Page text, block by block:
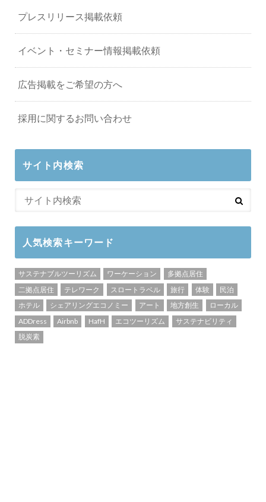
プレスリリース掲載依頼
イベント・セミナー情報掲載依頼
広告掲載をご希望の方へ
採用に関するお問い合わせ
サイト内検索
人気検索キーワード
サステナブルツーリズム ワーケーション
多拠点居住
二拠点居住
テレワーク スロートラベル 旅行 体験
民泊
ホテル
シェアリングエコノミー アート 地方創生
ローカル
ADDress
Airbnb HafH エコツーリズム
サステナビリティ
脱炭素